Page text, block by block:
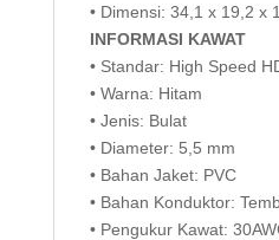
• Dimensi: 34,1 x 19,2 x
INFORMASI KAWAT
• Standar: High Speed
• Warna: Hitam
• Jenis: Bulat
• Diameter: 5,5 mm
• Bahan Jaket: PVC
• Bahan Konduktor:
• Pengukur Kawat: